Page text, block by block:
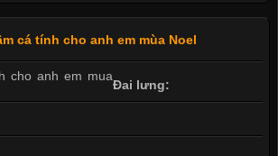
cá tính cho anh em mùa Noel
Đai lưng: